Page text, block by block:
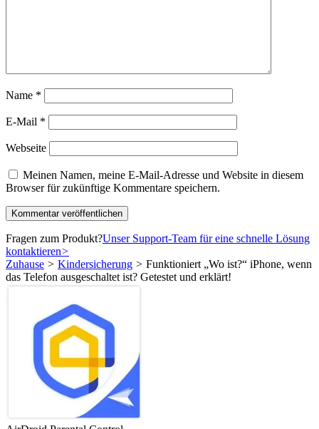
Name *
E-Mail *
Webseite
Meinen Namen, meine E-Mail-Adresse und Website in diesem
Browser für zukünftige Kommentare speichern.
Fragen zum Produkt?Unser Support-Team für eine schnelle Lösung
kontaktieren>
Zuhause > Kindersicherung > Funktioniert „Wo ist?“ iPhone, wenn
das Telefon ausgeschaltet ist? Getestet und erklärt!